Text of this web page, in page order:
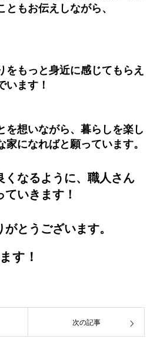
もお伝えしながら、
をもっと身近に感じてもらえ
います！
想いながら、 暮らしを楽し
家になればと願っています。
なるように、 職人さん
いきます！
とうございます。
す！
次の記事